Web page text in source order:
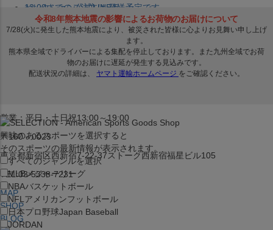
セレクション公式LINE@
営業：平日・土日祝13:00～19:00
〒160－0023
東京都新宿区西新宿7-22-37ストーク西新宿福星ビル105
TEL:03-5338-7231
MAP
SHOP
BLOG
12:00までのご注文は発送予定です。
在庫品は 1-3営業日内で発送!! ※お取寄せ商品は対象外
興味のあるスポーツを選択すると
そのスポーツの最新情報が表示されます。
すべてのジャンルを選択
MLBメジャーリーグ
NBAバスケットボール
NFL アメリカンフットボール
日本プロ野球Japan Baseball
JORDAN